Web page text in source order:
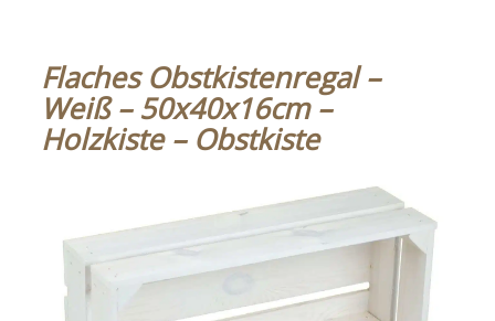
Flaches Obstkistenregal –
Weiß – 50x40x16cm –
Holzkiste – Obstkiste